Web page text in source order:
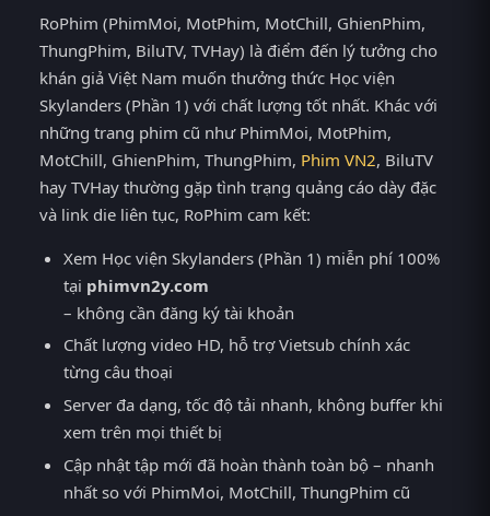
RoPhim (PhimMoi, MotPhim, MotChill, GhienPhim,
ThungPhim, BiluTV, TVHay) là điểm đến lý tưởng cho
khán giả Việt Nam muốn thưởng thức Học viện
Skylanders (Phần 1) với chất lượng tốt nhất. Khác với
những trang phim cũ như PhimMoi, MotPhim,
MotChill, GhienPhim, ThungPhim, Phim VN2, BiluTV
hay TVHay thường gặp tình trạng quảng cáo dày đặc
và link die liên tục, RoPhim cam kết:
Xem Học viện Skylanders (Phần 1) miễn phí 100%
tại phimvn2y.com
– không cần đăng ký tài khoản
Chất lượng video HD, hỗ trợ Vietsub chính xác
từng câu thoại
Server đa dạng, tốc độ tải nhanh, không buffer khi
xem trên mọi thiết bị
Cập nhật tập mới đã hoàn thành toàn bộ – nhanh
nhất so với PhimMoi, MotChill, ThungPhim cũ